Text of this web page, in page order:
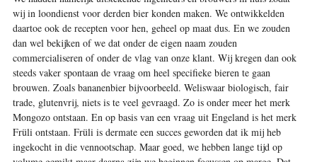
wij in loondienst voor derden bier konden maken. We ontwikkelden
daartoe ook de recepten voor hen, geheel op maat dus. En we zouden
dan wel bekijken of we dat onder de eigen naam zouden
commercialiseren of onder de vlag van onze klant. Wij kregen dan ook
steeds vaker spontaan de vraag om heel specifieke bieren te gaan
brouwen. Zoals bananenbier bijvoorbeeld. Weliswaar biologisch, fair
trade, glutenvrij, niets is te veel gevraagd. Zo is onder meer het merk
Mongozo ontstaan. En op basis van een vraag uit Engeland is het merk
Früli ontstaan. Früli is dermate een succes geworden dat ik mij heb
ingekocht in die vennootschap. Maar goed, we hebben lange tijd op